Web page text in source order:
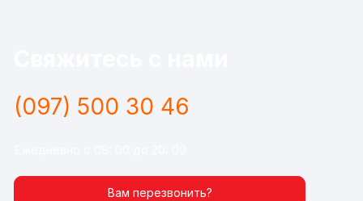
(097) 500 30 46
Вам перезвонить?